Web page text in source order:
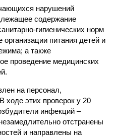
нарушений
содержание
гигиенических норм
питания детей и
а также
проведение медицинских
на персонал,
ходе этих проверок у 20
инфекций –
отстранены
и направлены на